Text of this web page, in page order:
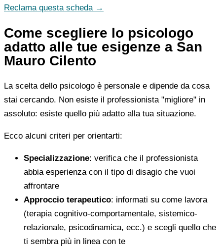
Reclama questa scheda →
Come scegliere lo psicologo
adatto alle tue esigenze a San
Mauro Cilento
La scelta dello psicologo è personale e dipende da cosa
stai cercando. Non esiste il professionista "migliore" in
assoluto: esiste quello più adatto alla tua situazione.
Ecco alcuni criteri per orientarti:
Specializzazione: verifica che il professionista
abbia esperienza con il tipo di disagio che vuoi
affrontare
Approccio terapeutico: informati su come lavora
(terapia cognitivo-comportamentale, sistemico-
relazionale, psicodinamica, ecc.) e scegli quello che
ti sembra più in linea con te